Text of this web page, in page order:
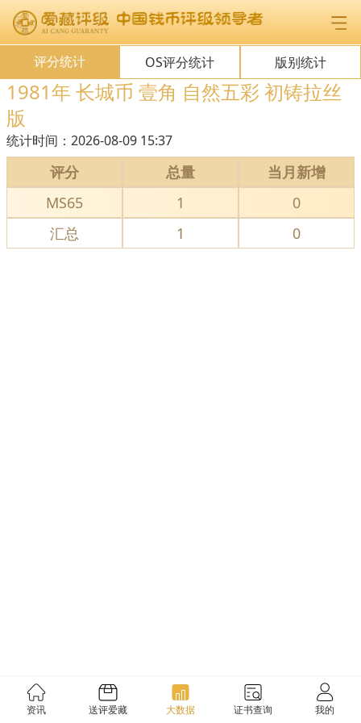
评分统计 OS评分统计 版别统计
1981年 长城币 壹角 自然五彩 初铸拉丝
版
统计时间： 2026-08-09 15:37
评分 总量
当月新增
MS65
1
0
汇总
1 0
资讯 送评爱藏 大数据 证书查询 我的